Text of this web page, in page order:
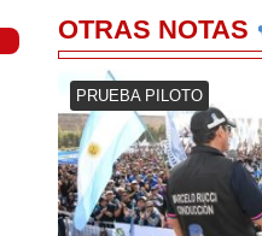
OTRAS NOTAS
PRUEBA PILOTO